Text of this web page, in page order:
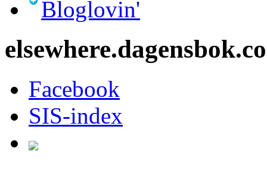
Bloglovin'
Facebook
SIS-index